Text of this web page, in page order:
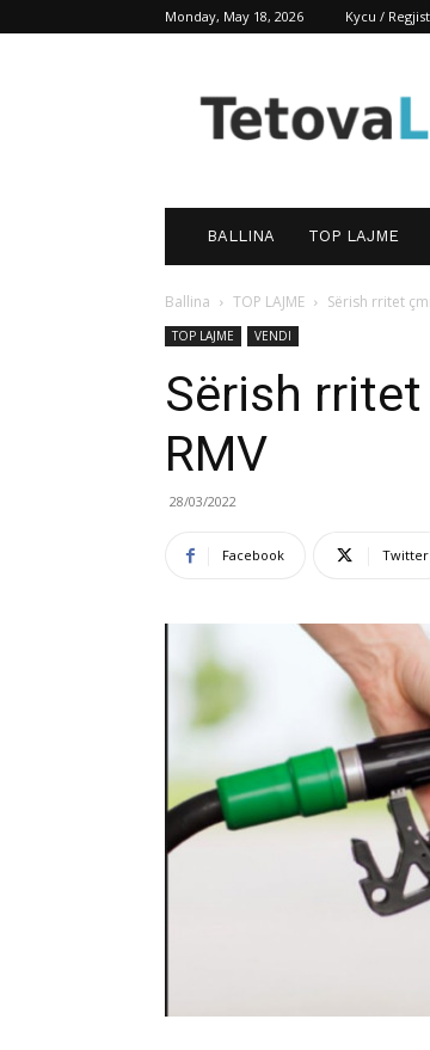
Monday, May 18, 2026 Kycu /
BALLINA TOP LAJME
Ballina TOP LAJME Sërish rritet
TOP LAJME VENDI
Sërish
RMV
28/03/2022
Facebook Twitter